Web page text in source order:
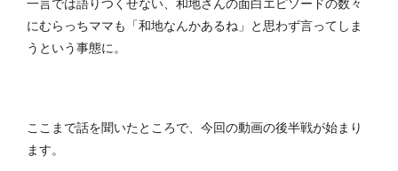
一言では語りつくせない、和地さんの面白エピソードの数々
にむらっちママも「和地なんかあるね」と思わず言ってしま
うという事態に。
ここまで話を聞いたところで、今回の動画の後半戦が始まり
ます。